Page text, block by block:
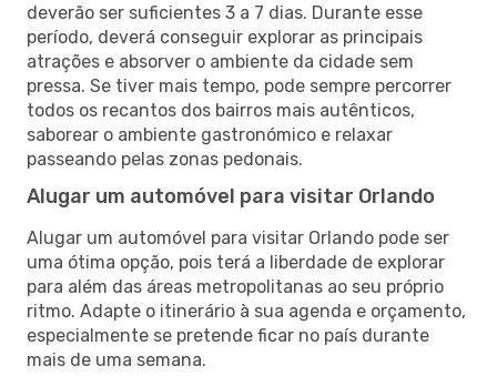
deverão ser suficientes 3 a 7 dias. Durante esse
período, deverá conseguir explorar as principais
atrações e absorver o ambiente da cidade sem
pressa. Se tiver mais tempo, pode sempre percorrer
todos os recantos dos bairros mais autênticos,
saborear o ambiente gastronómico e relaxar
passeando pelas zonas pedonais.
Alugar um automóvel para visitar Orlando
Alugar um automóvel para visitar Orlando pode ser
uma ótima opção, pois terá a liberdade de explorar
para além das áreas metropolitanas ao seu próprio
ritmo. Adapte o itinerário à sua agenda e orçamento,
especialmente se pretende ficar no país durante
mais de uma semana.